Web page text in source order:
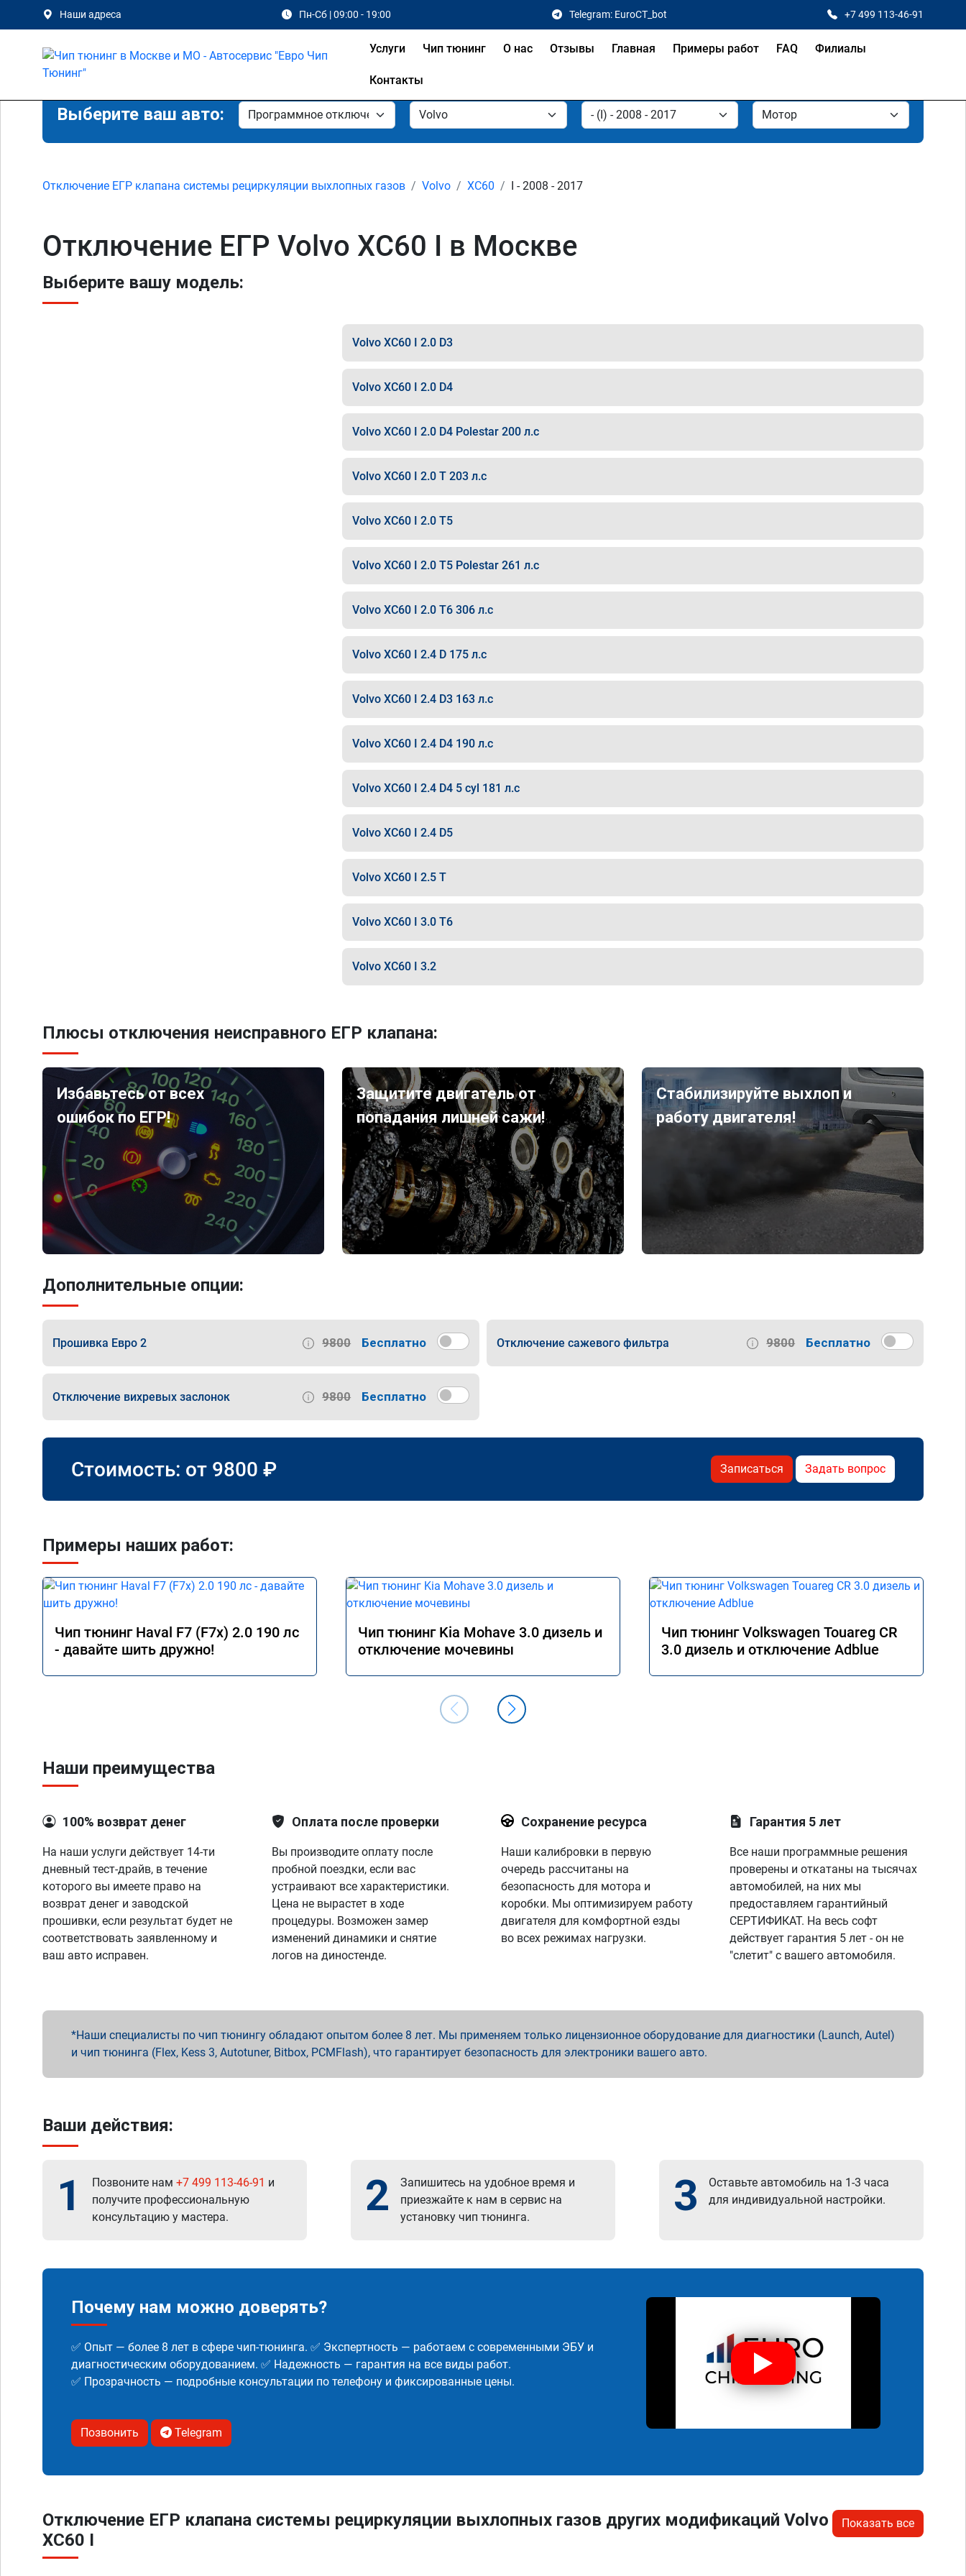
Наши адреса Пн-Сб | 09:00 - 19:00 Telegram: EuroCT_bot +7 499 113-46-91
Услуги Чип тюнинг О нас Отзывы Главная Примеры работ FAQ Филиалы
Контакты
Выберите ваш авто:
Отключение ЕГР клапана системы рециркуляции выхлопных газов Volvo XC60 I - 2008 - 2017
Отключение ЕГР Volvo XC60 I в Москве
Выберите вашу модель:
Volvo XC60 I 2.0 D3
Volvo XC60 I 2.0 D4
Volvo XC60 I 2.0 D4 Polestar 200 л.с
Volvo XC60 I 2.0 T 203 л.с
Volvo XC60 I 2.0 T5
Volvo XC60 I 2.0 T5 Polestar 261 л.с
Volvo XC60 I 2.0 T6 306 л.с
Volvo XC60 I 2.4 D 175 л.с
Volvo XC60 I 2.4 D3 163 л.с
Volvo XC60 I 2.4 D4 190 л.с
Volvo XC60 I 2.4 D4 5 cyl 181 л.с
Volvo XC60 I 2.4 D5
Volvo XC60 I 2.5 T
Volvo XC60 I 3.0 T6
Volvo XC60 I 3.2
Плюсы отключения неисправного ЕГР клапана:
Избавьтесь от всех
ошибок по ЕГР!
Защитите двигатель от
попадания лишней сажи!
Стабилизируйте выхлоп и
работу двигателя!
Дополнительные опции:
Прошивка Евро 2 9800 Бесплатно Отключение сажевого фильтра 9800 Бесплатно
Отключение вихревых заслонок 9800 Бесплатно
Стоимость: от 9800 ₽ Записаться Задать вопрос
Примеры наших работ:
Чип тюнинг Haval F7 (F7x) 2.0 190 лс
- давайте шить дружно!
Чип тюнинг Kia Mohave 3.0 дизель и
отключение мочевины
Чип тюнинг Volkswagen Touareg CR
3.0 дизель и отключение Adblue
Наши преимущества
100% возврат денег
На наши услуги действует 14-ти
дневный тест-драйв, в течение
которого вы имеете право на
возврат денег и заводской
прошивки, если результат будет не
соответствовать заявленному и
ваш авто исправен.
Оплата после проверки
Вы производите оплату после
пробной поездки, если вас
устраивают все характеристики.
Цена не вырастет в ходе
процедуры. Возможен замер
изменений динамики и снятие
логов на диностенде.
Сохранение ресурса
Наши калибровки в первую
очередь рассчитаны на
безопасность для мотора и
коробки. Мы оптимизируем работу
двигателя для комфортной езды
во всех режимах нагрузки.
Гарантия 5 лет
Все наши программные решения
проверены и откатаны на тысячах
автомобилей, на них мы
предоставляем гарантийный
СЕРТИФИКАТ. На весь софт
действует гарантия 5 лет - он не
"слетит" с вашего автомобиля.
Наши специалисты по чип тюнингу обладают опытом более 8 лет. Мы применяем только лицензионное оборудование для диагностики (Launch, Autel)
и чип тюнинга (Flex, Kess 3, Autotuner, Bitbox, PCMFlash), что гарантирует безопасность для электроники вашего авто.
Ваши действия:
1 Позвоните нам +7 499 113-46-91 и
получите профессиональную
консультацию у мастера.
2
Запишитесь на удобное время и
приезжайте к нам в сервис на
установку чип тюнинга.
3
Оставьте автомобиль на 1-3 часа
для индивидуальной настройки.
Почему нам можно доверять?
✅ Опыт — более 8 лет в сфере чип-тюнинга. ✅ Экспертность — работаем с современными ЭБУ и
диагностическим оборудованием. ✅ Надежность — гарантия на все виды работ.
✅ Прозрачность — подробные консультации по телефону и фиксированные цены.
Позвонить Telegram
Отключение ЕГР клапана системы рециркуляции выхлопных газов других модификаций Volvo
XC60 I
Показать все